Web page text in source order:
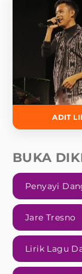
ADIT
BUKA
Penyayi
Jare Tresno
Lirik Lagu